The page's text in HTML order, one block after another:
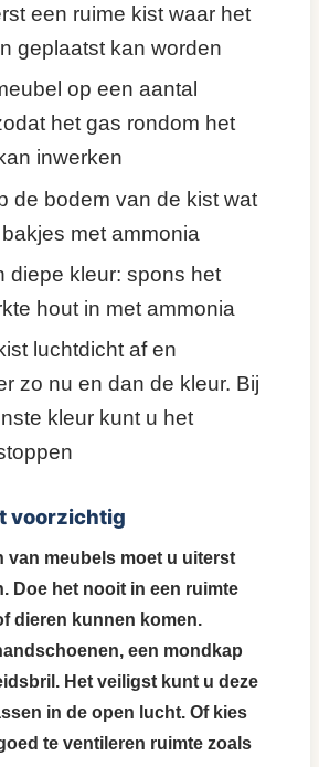
een ruime kist waar het
geplaatst kan worden
op een aantal
het gas rondom het
inwerken
de bodem van de kist wat
met ammonia
diepe kleur: spons het
hout in met ammonia
luchtdicht af en
zo nu en dan de kleur. Bij
kleur kunt u het
voorzichtig
van meubels moet u uiterst
Doe het nooit in een ruimte
dieren kunnen komen.
een mondkap
Het veiligst kunt u deze
in de open lucht. Of kies
te ventileren ruimte zoals